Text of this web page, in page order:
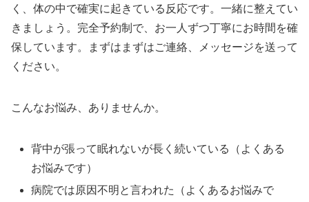
く、体の中で確実に起きている反応です。一緒に整えてい
きましょう。完全予約制で、お一人ずつ丁寧にお時間を確
保しています。まずはまずはご連絡、メッセージを送って
ください。
こんなお悩み、ありませんか。
背中が張って眠れないが長く続いている（よくある
お悩みです）
病院では原因不明と言われた（よくあるお悩みで